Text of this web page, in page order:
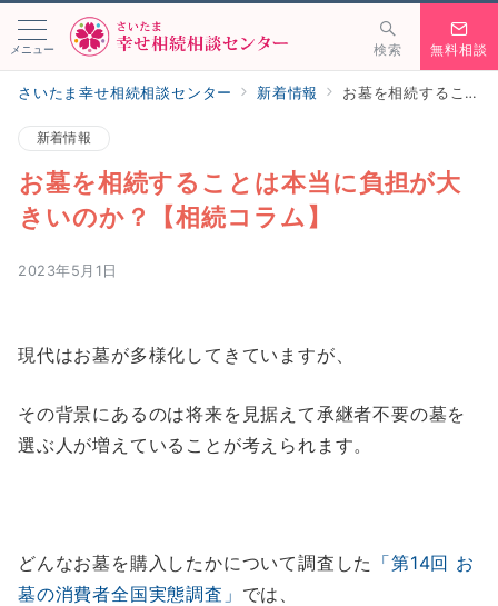
メニュー 検索 無料相談
さいたま幸せ相続相談センター 新着情報 お墓を相続することは本当に負担が大きいのか？【相続コラム】
新着情報
お墓を相続することは本当に負担が大
きいのか？【相続コラム】
2023年5月1日
現代はお墓が多様化してきていますが、
その背景にあるのは将来を見据えて承継者不要の墓を
選ぶ人が増えていることが考えられます。
どんなお墓を購入したかについて調査した 「第14回 お
墓の消費者全国実態調査」 では、